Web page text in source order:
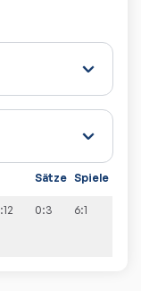
Sätze Spiele
0:3 6:1